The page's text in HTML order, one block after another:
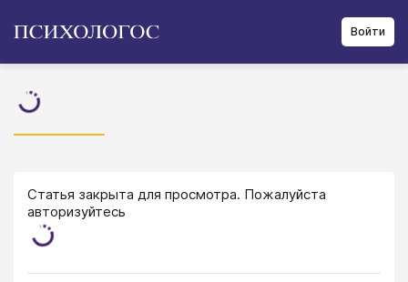
Войти
Статья закрыта для просмотра. Пожалуйста
авторизуйтесь